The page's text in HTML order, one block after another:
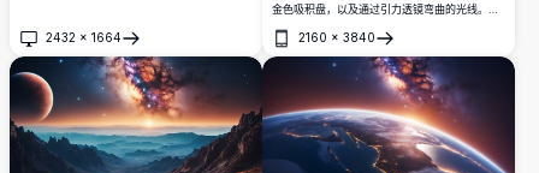
2432 × 1664
打开
金色吸积盘，以及通过引力透镜弯曲的光线。这
用于桌面和移动端壁纸。
2160 × 3840
打开